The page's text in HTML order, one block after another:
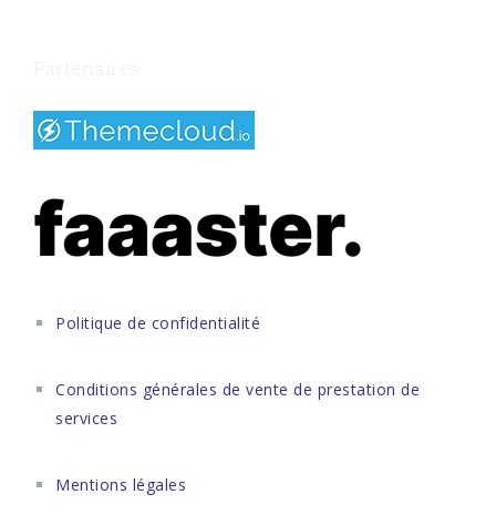
Politique de confidentialité
Conditions générales de vente de prestation de
services
Mentions légales